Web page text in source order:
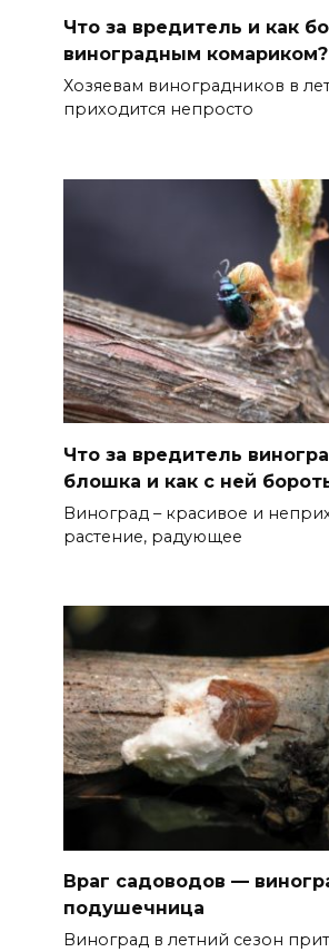
Что за вредитель и как
виноградным комариком?
Хозяевам виноградников в
приходится непросто
Что за вредитель
блошка и как с ней
Виноград – красивое и
растение, радующее
Враг садоводов —
подушечница
Виноград в летний сезон